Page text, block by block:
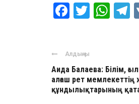
Facebook
Twitter
Алдыңғы
Аида Балаева: Білім,
алғаш рет мемлекеттің
құндылықтарының